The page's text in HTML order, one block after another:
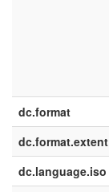
dc.format
dc.format.extent
dc.language.iso